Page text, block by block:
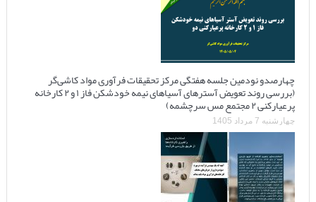
چهارصدو نودمین جلسه هفتگی مرکز تحقیقات فرآوری مواد کاشی‌گر
(بررسی روند تعویض آسترهای آسیاهای نیمه خودشکن فاز ۱ و ۲ کارخانه
پرعیارکنی ۲ مجتمع مس سرچشمه)
چهارشنبه 7 مرداد 1405